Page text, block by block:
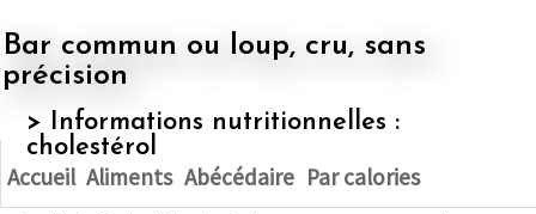
Bar commun ou loup, cru, sans
précision
> Informations nutritionnelles :
cholestérol
Accueil Aliments Abécédaire Par calories